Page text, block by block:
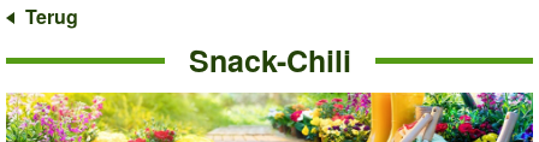
Terug
Snack-Chili